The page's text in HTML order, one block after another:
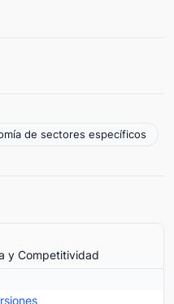
de sectores específicos
y Competitividad